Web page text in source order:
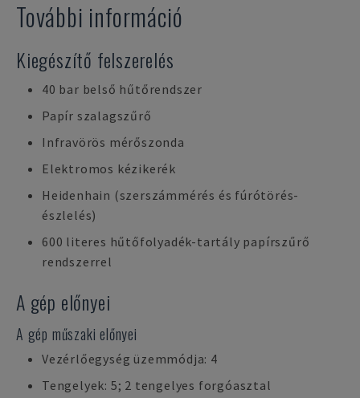
További információ
Kiegészítő felszerelés
40 bar belső hűtőrendszer
Papír szalagszűrő
Infravörös mérőszonda
Elektromos kézikerék
Heidenhain (szerszámmérés és fúrótörés-
észlelés)
600 literes hűtőfolyadék-tartály papírszűrő
rendszerrel
A gép előnyei
A gép műszaki előnyei
Vezérlőegység üzemmódja: 4
Tengelyek: 5; 2 tengelyes forgóasztal